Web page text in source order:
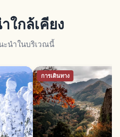
ใกล้เคียง
นำในบริเวณนี้
การเดินทาง